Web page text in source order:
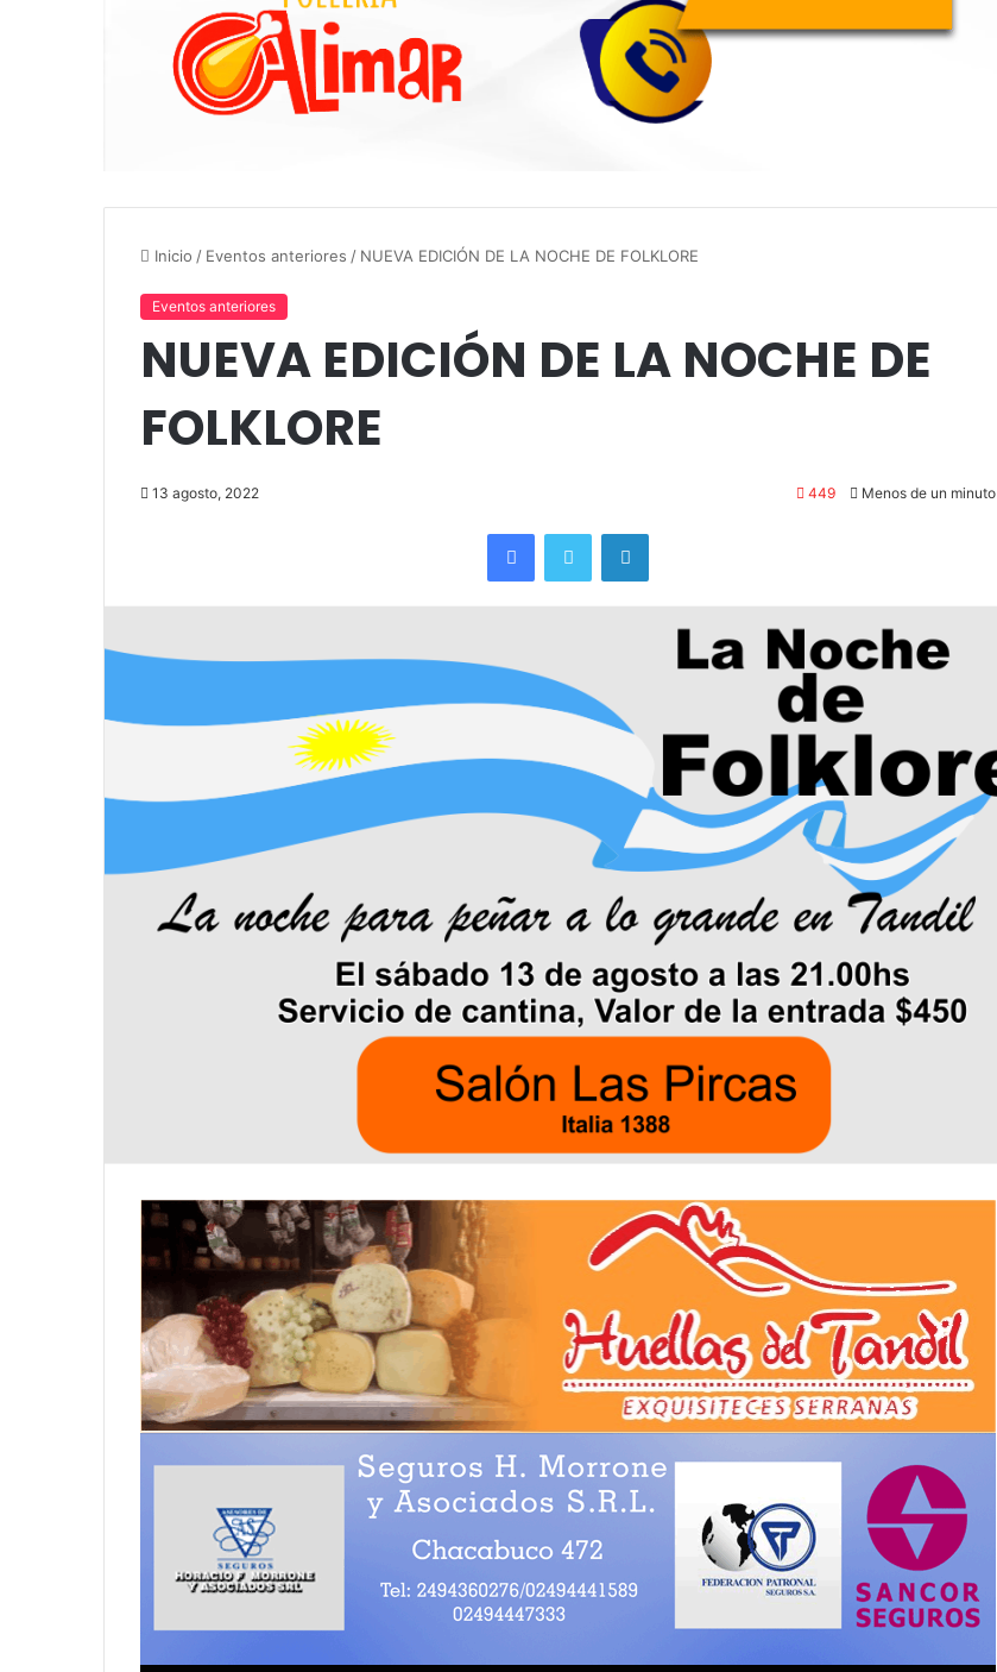
Inicio / Eventos anteriores / NUEVA EDICIÓN DE LA NOCHE DE FOLKLORE
Eventos anteriores
NUEVA EDICIÓN DE LA NOCHE DE
FOLKLORE
13 agosto, 2022 449 Menos de un minuto